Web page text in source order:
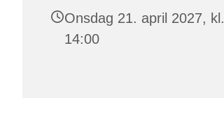
Onsdag 21. april 2027, kl.
14:00